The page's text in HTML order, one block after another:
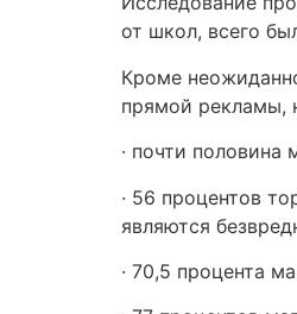
от школ, всего
Кроме
прямой рекламы,
· почти
· 56 процентов
являются
· 70,5 процента